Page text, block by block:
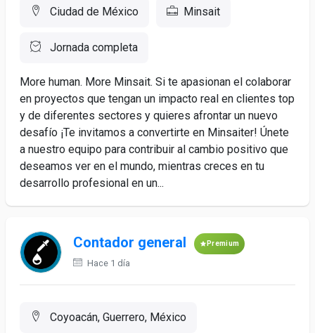
Ciudad de México Minsait
Jornada completa
More human. More Minsait. Si te apasionan el colaborar
en proyectos que tengan un impacto real en clientes top
y de diferentes sectores y quieres afrontar un nuevo
desafío ¡Te invitamos a convertirte en Minsaiter! Únete
a nuestro equipo para contribuir al cambio positivo que
deseamos ver en el mundo, mientras creces en tu
desarrollo profesional en un...
Contador general Premium
Hace 1 día
Coyoacán, Guerrero, México